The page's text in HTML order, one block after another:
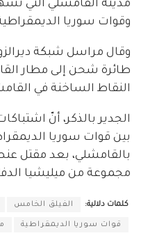
مدينة القامشلي التي
وقوات سوريا
طائرة شحن إلى مطار
النقاط الساخنة في
الجدير بالذكر، أنّ
بين قوات سوريا
بالقامشلي، بعد مقتل
مجموعة من ميليشيا
كلمات دلالية: الفيلق الخامس
قوات سوريا الديمقراطية